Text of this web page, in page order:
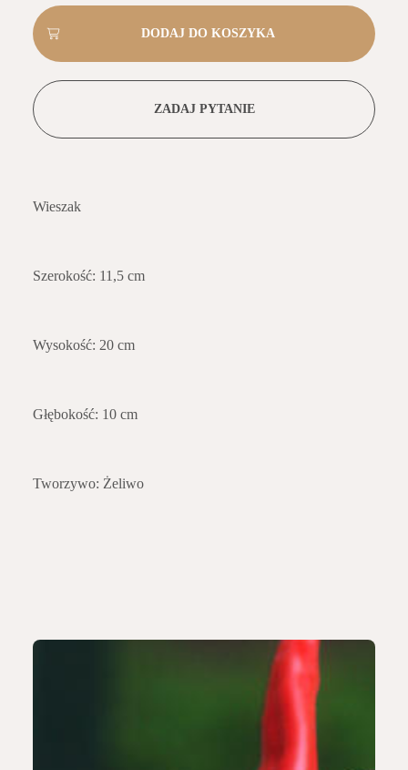
ZADAJ PYTANIE
Wieszak
Szerokość: 11,5 cm
Wysokość: 20 cm
Głębokość: 10 cm
Tworzywo: Żeliwo